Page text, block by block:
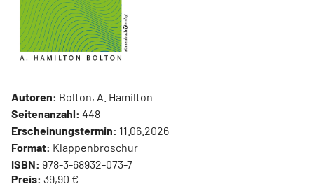
Autoren: Bolton, A. Hamilton
Seitenanzahl: 448
Erscheinungstermin: 11.06.2026
Format: Klappenbroschur
ISBN: 978-3-68932-073-7
Preis: 39,90 €